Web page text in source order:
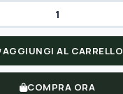
AGGIUNGI AL CARRELLO
COMPRA ORA